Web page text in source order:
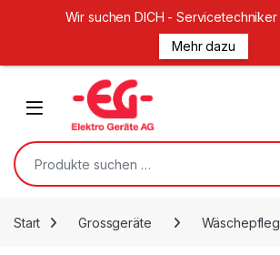
Open
Suche nach:
Start Grossgeräte
Wir suchen DICH -
Mehr dazu